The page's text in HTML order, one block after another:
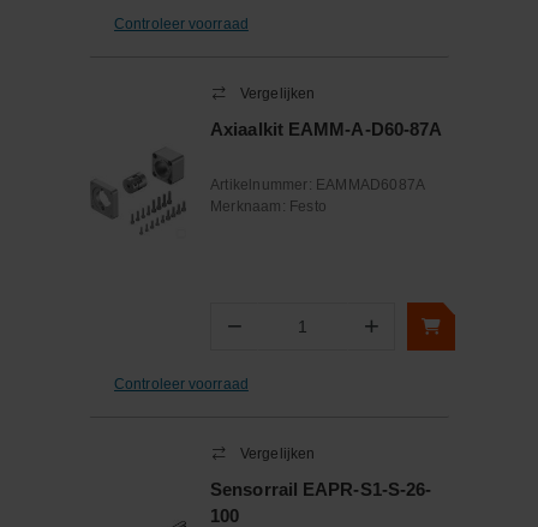
Controleer voorraad
Vergelijken
Axiaalkit EAMM-A-D60-87A
Artikelnummer: EAMMAD6087A
Merknaam: Festo
− Aantal +
Controleer voorraad
Vergelijken
Sensorrail EAPR-S1-S-26-
100